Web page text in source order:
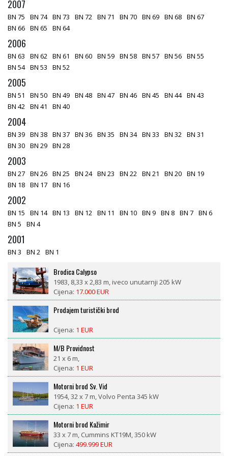
2007
BN 75 BN 74 BN 73 BN 72 BN 71 BN 70 BN 69 BN 68 BN 67
BN 66 BN 65 BN 64
2006
BN 63 BN 62 BN 61 BN 60 BN 59 BN 58 BN 57 BN 56 BN 55
BN 54 BN 53 BN 52
2005
BN 51 BN 50 BN 49 BN 48 BN 47 BN 46 BN 45 BN 44 BN 43
BN 42 BN 41 BN 40
2004
BN 39 BN 38 BN 37 BN 36 BN 35 BN 34 BN 33 BN 32 BN 31
BN 30 BN 29 BN 28
2003
BN 27 BN 26 BN 25 BN 24 BN 23 BN 22 BN 21 BN 20 BN 19
BN 18 BN 17 BN 16
2002
BN 15 BN 14 BN 13 BN 12 BN 11 BN 10 BN 9 BN 8 BN 7 BN 6
BN 5
BN 4
2001
BN 3 BN 2 BN 1
Brodica Calypso
1983, 8,33 x 2,83 m, iveco unutarnji 205 kW
Cijena: 17.000 EUR
Prodajem turistički brod
Cijena: 1 EUR
M/B Providnost
21 x 6 m,
Cijena: 1 EUR
Motorni brod Sv. Vid
1954, 32 x 7 m, Volvo Penta 345 kW
Cijena: 1 EUR
Motorni brod Kažimir
33 x 7 m, Cummins KT19M, 350 kW
Cijena: 499.999 EUR